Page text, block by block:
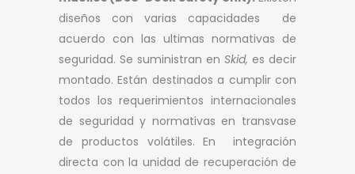
diseños con varias capacidades de
acuerdo con las ultimas normativas de
seguridad. Se suministran en Skid, es decir
montado. Están destinados a cumplir con
todos los requerimientos internacionales
de seguridad y normativas en transvase
de productos volátiles. En integración
directa con la unidad de recuperación de